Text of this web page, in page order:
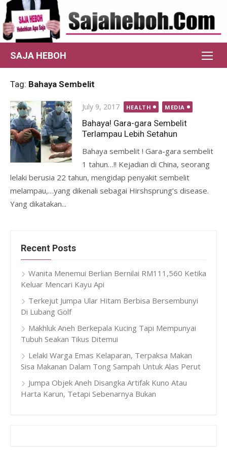
Skip
to
content
SAJA HEBOH
Tag: Bahaya Sembelit
Posted
on
July 9, 2017 HEALTH MEDIA
Bahaya! Gara-gara Sembelit
Terlampau Lebih Setahun
Bahaya sembelit ! Gara-gara sembelit
1 tahun…!! Kejadian di China, seorang
lelaki berusia 22 tahun, mengidap penyakit sembelit
melampau,…yang dikenali sebagai Hirshsprung’s disease.
Yang dikatakan...
Recent Posts
Wanita Menemui Berlian Bernilai RM111,560 Ketika
Keluar Mencari Kayu Api
Terkejut Jumpa Ular Hitam Berbisa Bersembunyi
Di Lubang Golf
Makhluk Aneh Berkepala Kucing Tapi Mempunyai
Tubuh Seakan Tikus Ditemui
Lelaki Warga Emas Kelaparan, Terpaksa Makan
Sisa Makanan Dalam Tong Sampah Untuk Alas Perut
Jumpa Objek Aneh Disangka Artifak Kuno Atau
Harta Karun, Tetapi Sebenarnya Bukan